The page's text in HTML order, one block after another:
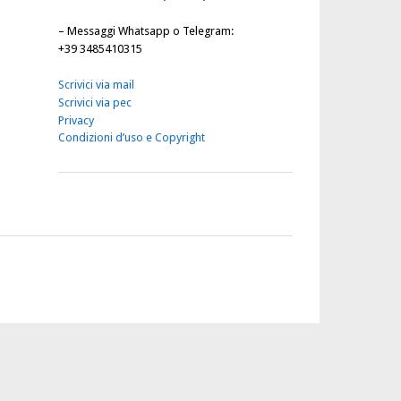
– Messaggi Whatsapp o Telegram:
+39 3485410315
Scrivici via mail
Scrivici via pec
Privacy
Condizioni d’uso e Copyright